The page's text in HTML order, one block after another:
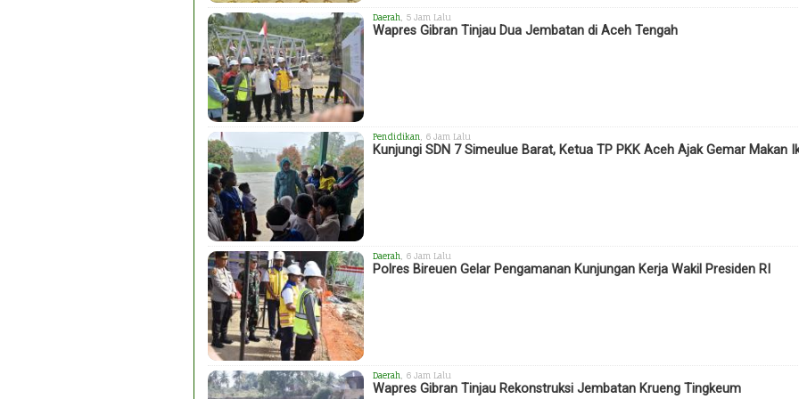
Daerah , 5 Jam Lalu
Wapres Gibran Tinjau Dua Jembatan di Aceh Tengah
Pendidikan , 6 Jam Lalu
Kunjungi SDN 7 Simeulue Barat, Ketua TP PKK Aceh Ajak Gemar Makan
Daerah , 6 Jam Lalu
Polres Bireuen Gelar Pengamanan Kunjungan Kerja Wakil Presiden RI
Daerah , 6 Jam Lalu
Wapres Gibran Tinjau Rekonstruksi Jembatan Krueng Tingkeum